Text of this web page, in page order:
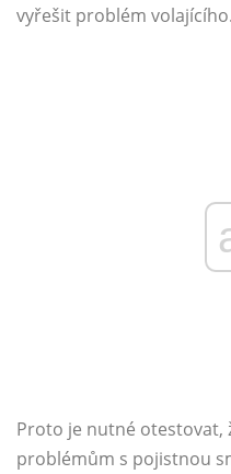
vyřešit problém volajícího.
Proto je nutné otestovat,
problémům s pojistnou